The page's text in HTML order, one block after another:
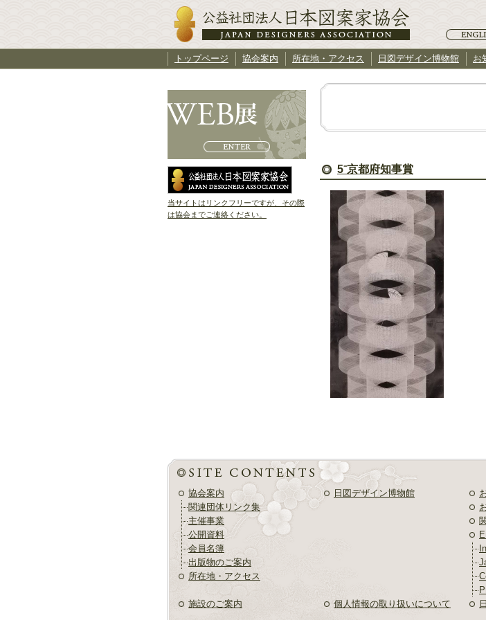
5⁻京都府知事賞
当サイトはリンクフリーですが、その際
は協会までご連絡ください。
トップページ 協会案内 所在地・アクセス 日図デザイン博物館 お
協会案内
関連団体リンク集
主催事業
公開資料
会員名簿
出版物のご案内
所在地・アクセス
日図デザイン博物館
施設のご案内
個人情報の取り扱いについて